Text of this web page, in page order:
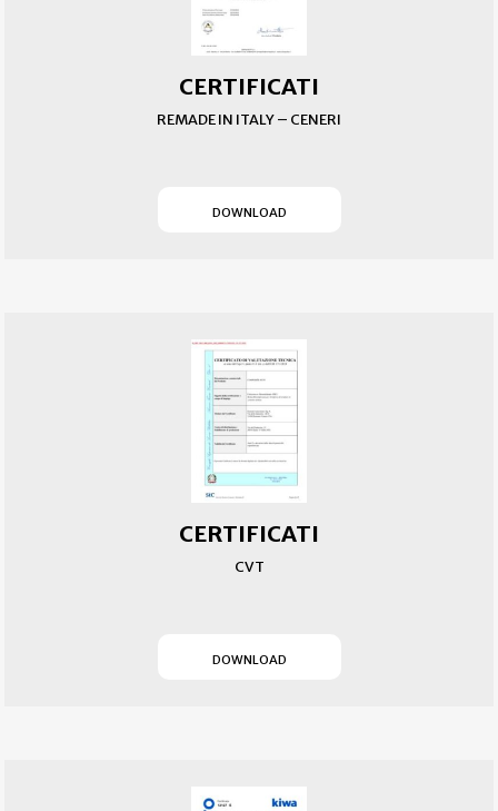
CERTIFICATI
REMADE IN ITALY – CENERI
DOWNLOAD(SI APRE IN UN NUOVO
CERTIFICATI
CVT
DOWNLOAD(SI APRE IN UN NUOVO